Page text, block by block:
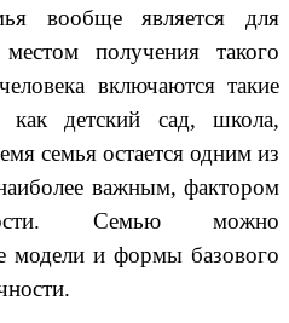
вообще является для
получения такого
включаются такие
как детский сад, школа,
семья остается одним из
важным, фактором
Семью можно
модели и формы базового